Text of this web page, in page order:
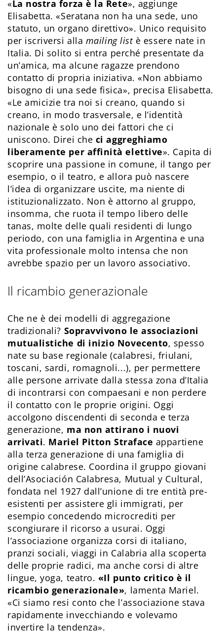
«La nostra forza è la Rete», aggiunge
Elisabetta. «Seratana non ha una sede, uno
statuto, un organo direttivo». Unico requisito
per iscriversi alla mailing list è essere nate in
Italia. Di solito si entra perché presentate da
un’amica, ma alcune ragazze prendono
contatto di propria iniziativa. «Non abbiamo
bisogno di una sede fisica», precisa Elisabetta.
«Le amicizie tra noi si creano, quando si
creano, in modo trasversale, e l’identità
nazionale è solo uno dei fattori che ci
uniscono. Direi che ci aggreghiamo
liberamente per affinità elettive». Capita di
scoprire una passione in comune, il tango per
esempio, o il teatro, e allora può nascere
l’idea di organizzare uscite, ma niente di
istituzionalizzato. Non è attorno al gruppo,
insomma, che ruota il tempo libero delle
tanas, molte delle quali residenti di lungo
periodo, con una famiglia in Argentina e una
vita professionale molto intensa che non
avrebbe spazio per un lavoro associativo.
Il ricambio generazionale
Che ne è dei modelli di aggregazione
tradizionali? Sopravvivono le associazioni
mutualistiche di inizio Novecento, spesso
nate su base regionale (calabresi, friulani,
toscani, sardi, romagnoli...), per permettere
alle persone arrivate dalla stessa zona d’Italia
di incontrarsi con compaesani e non perdere
il contatto con le proprie origini. Oggi
accolgono discendenti di seconda e terza
generazione, ma non attirano i nuovi
arrivati. Mariel Pitton Straface appartiene
alla terza generazione di una famiglia di
origine calabrese. Coordina il gruppo giovani
dell’Asociación Calabresa, Mutual y Cultural,
fondata nel 1927 dall’unione di tre entità pre-
esistenti per assistere gli immigrati, per
esempio concedendo microcrediti per
scongiurare il ricorso a usurai. Oggi
l’associazione organizza corsi di italiano,
pranzi sociali, viaggi in Calabria alla scoperta
delle proprie radici, ma anche corsi di altre
lingue, yoga, teatro. «Il punto critico è il
ricambio generazionale», lamenta Mariel.
«Ci siamo resi conto che l’associazione stava
rapidamente invecchiando e volevamo
invertire la tendenza».